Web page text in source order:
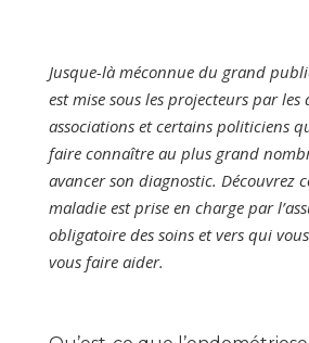
Jusque-là méconnue du grand
est mise sous les projecteurs par les
associations et certains politiciens
faire connaître au plus grand
avancer son diagnostic. Découvrez
maladie est prise en charge par
obligatoire des soins et vers qui
vous faire aider.